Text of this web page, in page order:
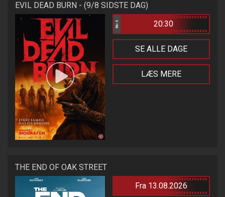
EVIL DEAD BURN - (9/8 SIDSTE DAG)
Bio 4 20:30
SE ALLE DAGE
LÆS MERE
THE END OF OAK STREET
Fra 13.08.2026